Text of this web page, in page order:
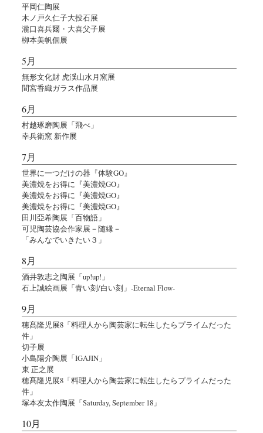
平岡仁陶展
木ノ戸久仁子大投石展
瀧口喜兵爾・大喜父子展
栁本美帆個展
5月
無形文化財 虎渓山水月窯展
間宮香織ガラス作品展
6月
村越琢磨陶展「飛べ」
幸兵衛窯 新作展
7月
世界に一つだけの器『体験GO』
美濃焼をお得に『美濃焼GO』
美濃焼をお得に『美濃焼GO』
美濃焼をお得に『美濃焼GO』
田川亞希陶展「百物語」
可児陶芸協会作家展－随縁－
「みんなでいきたい３」
8月
酒井敦志之陶展「up!up!」
石上誠絵画展「青い刻/白い刻」-Eternal Flow-
9月
穂髙隆児展8「料理人から陶芸家に転生したらプライムだった
件」
切子展
小島陽介陶展「IGAJIN」
東 正之展
穂髙隆児展8「料理人から陶芸家に転生したらプライムだった
件」
塚本友太作陶展「Saturday, September 18」
10月